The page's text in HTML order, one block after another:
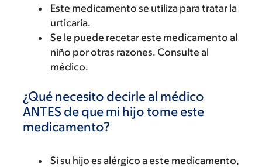
Este medicamento se utiliza para tratar la
urticaria.
Se le puede recetar este medicamento al
niño por otras razones. Consulte al
médico.
¿Qué necesito decirle al médico
ANTES de que mi hijo tome este
medicamento?
Si su hijo es alérgico a este medicamento,